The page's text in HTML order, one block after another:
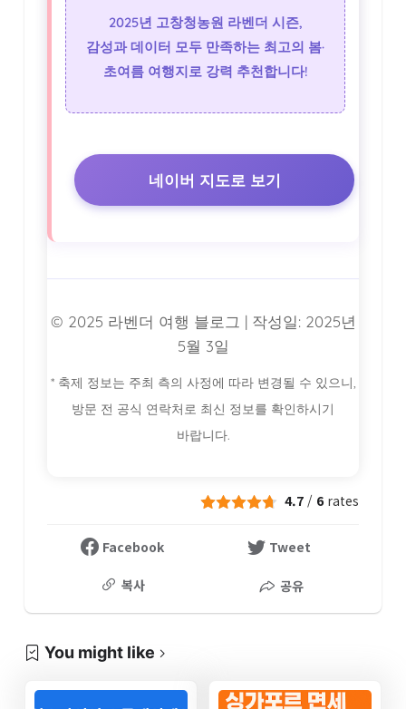
2025년 고창청농원 라벤더 시즌,
감성과 데이터 모두 만족하는 최고의 봄·
초여름 여행지로 강력 추천합니다!
네이버 지도로 보기
© 2025 라벤더 여행 블로그 | 작성일: 2025년
5월 3일
* 축제 정보는 주최 측의 사정에 따라 변경될 수 있으니,
방문 전 공식 연락처로 최신 정보를 확인하시기
바랍니다.
4.7 / 6 rates
Facebook Tweet
복사 공유
You might like